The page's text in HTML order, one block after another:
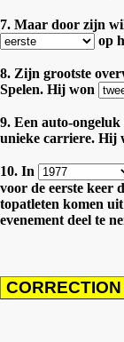
7. Maar door zijn
op
8. Zijn grootste
Spelen. Hij won
9. Een auto-
unieke carriere. Hij
10. In
voor de eerste keer
topatleten komen
evenement deel te